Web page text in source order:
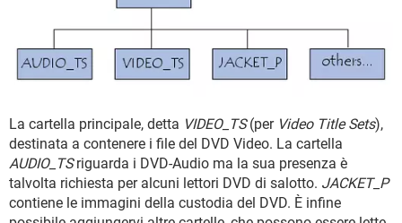
La cartella principale, detta VIDEO_TS(per Video Title Sets),
destinata a contenere i file del DVD Video. La cartella
AUDIO_TSriguarda i DVD-Audio ma la sua presenza è
talvolta richiesta per alcuni lettori DVD di salotto. JACKET_P
contiene le immagini della custodia del DVD. È infine